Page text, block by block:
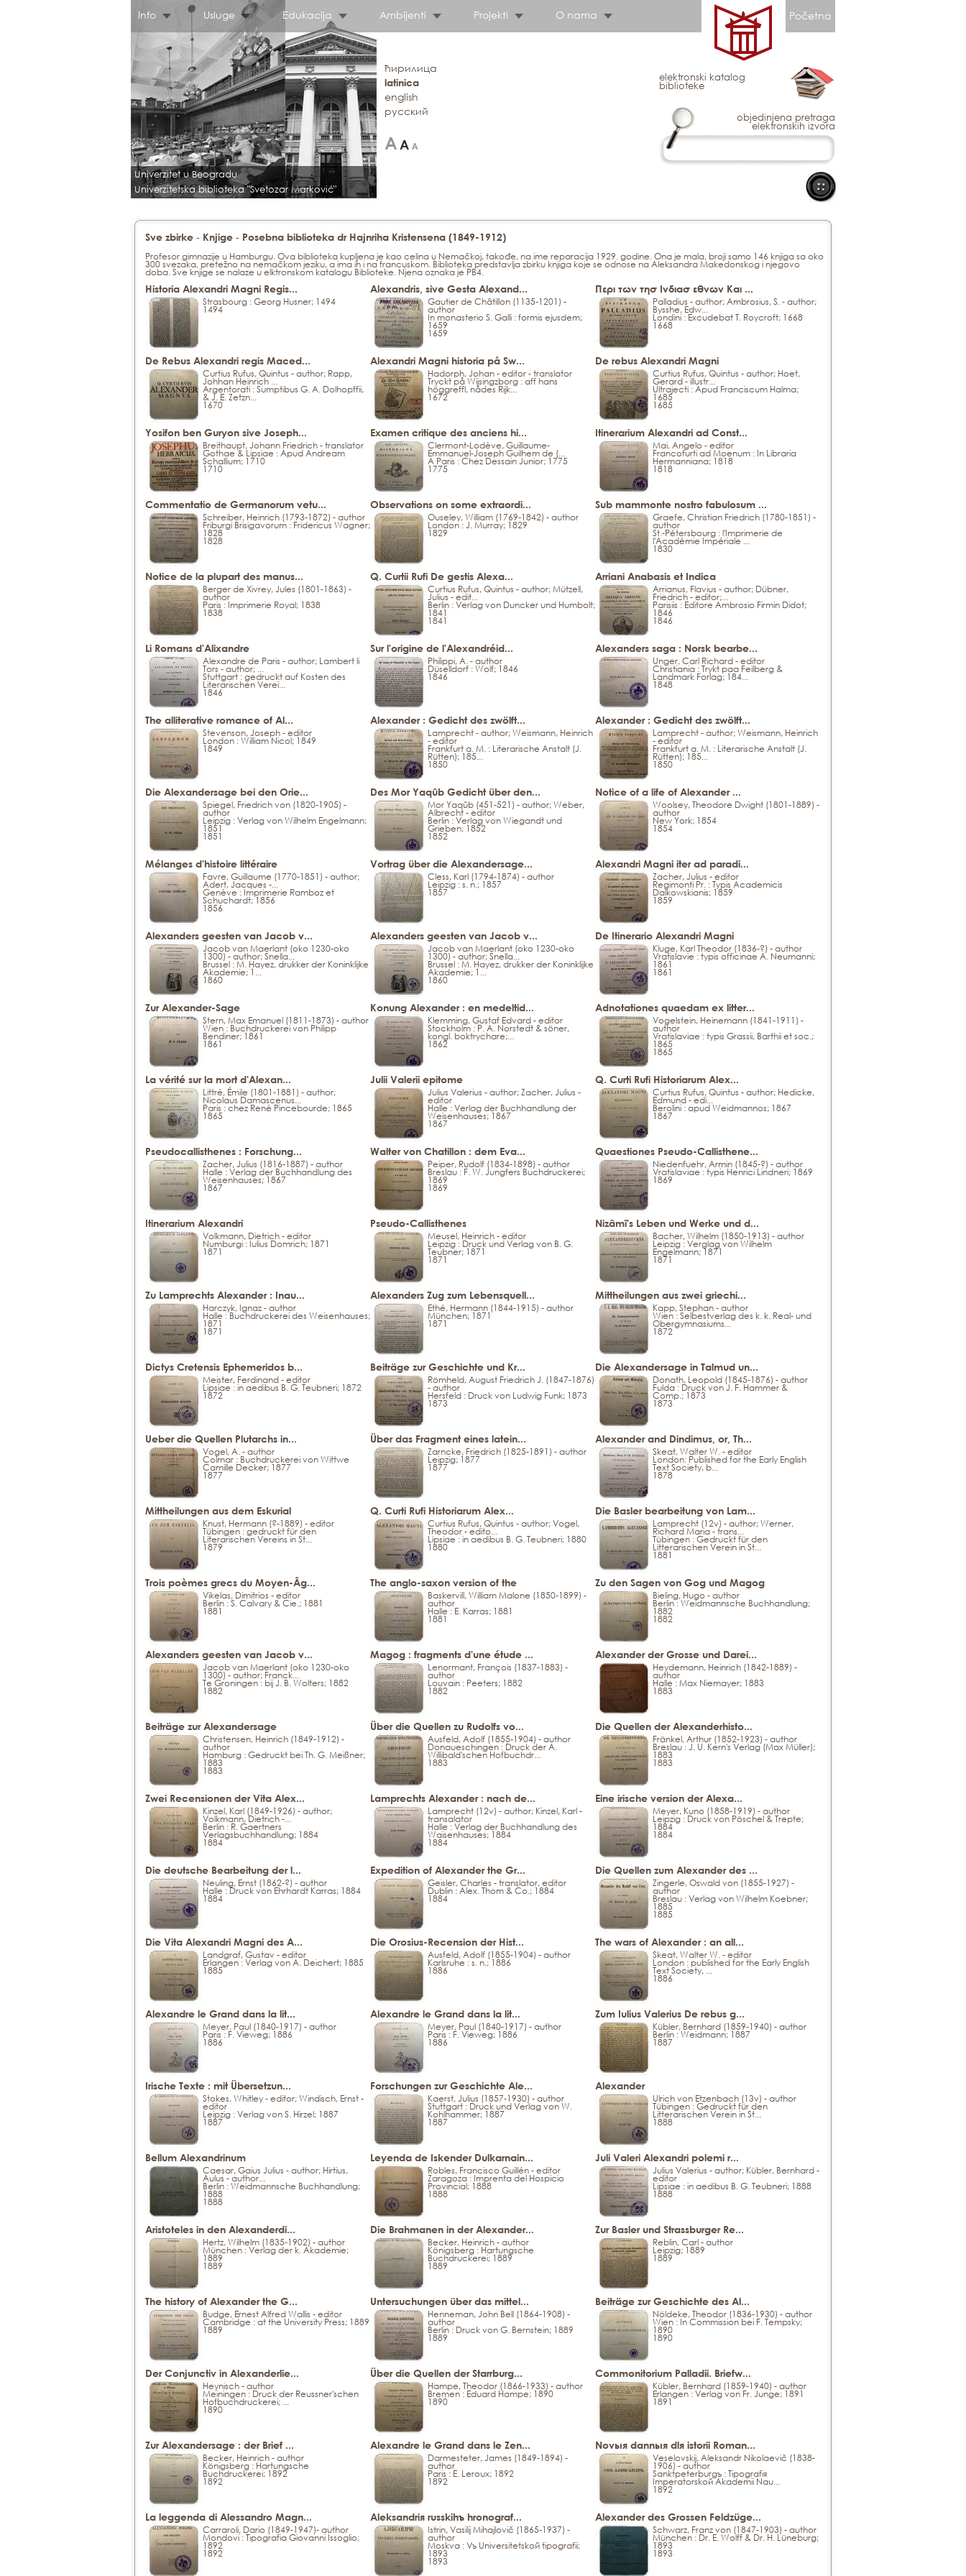
Info Usluge Edukacija Ambijenti Projekti O nama Početna
Univerzitet u Beogradu
Univerzitetska biblioteka "Svetozar Marković"
ћирилица
latinica
english
русский
elektronski katalog
biblioteke
objedinjena pretraga
elektronskih izvora
Sve zbirke - Knjige - Posebna biblioteka dr Hajnriha Kristensena (1849-1912)
Profesor gimnazije u Hamburgu. Ova biblioteka kupljena je kao celina u Nemačkoj, takođe, na ime reparacija 1929. godine. Ona je mala, broji samo 146 knjiga sa oko
300 svezaka, pretežno na nemačkom jeziku, a ima ih i na francuskom. Biblioteka predstavlja zbirku knjiga koje se odnose na Aleksandra Makedonskog i njegovo
doba. Sve knjige se nalaze u elktronskom katalogu Biblioteke. Njena oznaka je PB4.
Historia Alexandri Magni Regis...
Strasbourg : Georg Husner; 1494
1494
Alexandris, sive Gesta Alexand...
Gautier de Châtillon (1135-1201) -
author
In monasterio S. Galli : formis ejusdem;
1659
1659
Περι των τησ Ινδιασ εθνων Και ...
Palladius - author; Ambrosius, S. - author;
Bysshe, Edw...
Londini : Excudebat T. Roycroft; 1668
1668
De Rebus Alexandri regis Maced...
Curtius Rufus, Quintus - author; Rapp,
Johhan Heinrich ...
Argentorati : Sumptibus G. A. Dolhopffii,
& J. E. Zetzn...
1670
Alexandri Magni historia på Sw...
Hadorph, Johan - editor - translator
Tryckt på Wijsingzborg : aff hans
höggreffl, nådes Rijk...
1672
De rebus Alexandri Magni
Curtius Rufus, Quintus - author; Hoet,
Gerard - illustr...
Ultrajecti : Apud Franciscum Halma;
1685
1685
Yosifon ben Guryon sive Joseph...
Breithaupt, Johann Friedrich - translator
Gothae & Lipsiae : Apud Andream
Schallium; 1710
1710
Examen critique des anciens hi...
Clermont-Lodève, Guillaume-
Emmanuel-Joseph Guilhem de (...
A Paris : Chez Dessain Junior; 1775
1775
Itinerarium Alexandri ad Const...
Mai, Angelo - editor
Francofurti ad Moenum : In Libraria
Hermanniana; 1818
1818
Commentatio de Germanorum vetu...
Schreiber, Heinrich (1793-1872) - author
Friburgi Brisigavorum : Fridericus Wagner;
1828
1828
Observations on some extraordi...
Ouseley, William (1769-1842) - author
London : J. Murray; 1829
1829
Sub mammonte nostro fabulosum ...
Graefe, Christian Friedrich (1780-1851) -
author
St.-Pétersbourg : l'Imprimerie de
l'Académie Impériale ...
1830
Notice de la plupart des manus...
Berger de Xivrey, Jules (1801-1863) -
author
Paris : Imprimerie Royal; 1838
1838
Q. Curtii Rufi De gestis Alexa...
Curtius Rufus, Quintus - author; Mützell,
Julius - edit...
Berlin : Verlag von Duncker und Humbolt;
1841
1841
Arriani Anabasis et Indica
Arrianus, Flavius - author; Dübner,
Friedrich - editor;...
Parisiis : Editore Ambrosio Firmin Didot;
1846
1846
Li Romans d'Alixandre
Alexandre de Paris - author; Lambert li
Tors - author; ...
Stuttgart : gedruckt auf Kosten des
Literarischen Verei...
1846
Sur l'origine de l'Alexandréid...
Philippi, A. - author
Düselldorf : Wolf; 1846
1846
Alexanders saga : Norsk bearbe...
Unger, Carl Richard - editor
Christiania : Trykt paa Feilberg &
Landmark Forlag; 184...
1848
The alliterative romance of Al...
Stevenson, Joseph - editor
London : William Nicol; 1849
1849
Alexander : Gedicht des zwölft...
Lamprecht - author; Weismann, Heinrich
- editor
Frankfurt a. M. : Literarische Anstalt (J.
Rütten); 185...
1850
Alexander : Gedicht des zwölft...
Lamprecht - author; Weismann, Heinrich
- editor
Frankfurt a. M. : Literarische Anstalt (J.
Rütten); 185...
1850
Die Alexandersage bei den Orie...
Spiegel, Friedrich von (1820-1905) -
author
Leipzig : Verlag von Wilhelm Engelmann;
1851
1851
Des Mor Yaqûb Gedicht über den...
Mor Yaqûb (451-521) - author; Weber,
Albrecht - editor
Berlin : Verlag von Wiegandt und
Grieben; 1852
1852
Notice of a life of Alexander ...
Woolsey, Theodore Dwight (1801-1889) -
author
New York; 1854
1854
Mélanges d'histoire littéraire
Favre, Guillaume (1770-1851) - author;
Adert, Jacques -...
Genève : Imprimerie Ramboz et
Schuchardt; 1856
1856
Vortrag über die Alexandersage...
Cless, Karl (1794-1874) - author
Leipzig : s. n.; 1857
1857
Alexandri Magni iter ad paradi...
Zacher, Julius - editor
Regimonti Pr. : Typis Academicis
Dalkowskianis; 1859
1859
Alexanders geesten van Jacob v...
Jacob van Maerlant (oko 1230-oko
1300) - author; Snella...
Brussel : M. Hayez, drukker der Koninklijke
Akademie; 1...
1860
Alexanders geesten van Jacob v...
Jacob van Maerlant (oko 1230-oko
1300) - author; Snella...
Brussel : M. Hayez, drukker der Koninklijke
Akademie; 1...
1860
De Itinerario Alexandri Magni
Kluge, Karl Theodor (1836-?) - author
Vratislavie : typis officinae A. Neumanni;
1861
1861
Zur Alexander-Sage
Stern, Max Emanuel (1811-1873) - author
Wien : Buchdruckerei von Philipp
Bendiner; 1861
1861
Konung Alexander : en medeltid...
Klemming, Gustaf Edvard - editor
Stockholm : P. A. Norstedt & söner,
kongl. boktrychare;...
1862
Adnotationes quaedam ex litter...
Vogelstein, Heinemann (1841-1911) -
author
Vratislaviae : typis Grassii, Barthii et soc.;
1865
1865
La vérité sur la mort d'Alexan...
Littré, Émile (1801-1881) - author;
Nicolaus Damascenus...
Paris : chez René Pincebourde; 1865
1865
Julii Valerii epitome
Julius Valerius - author; Zacher, Julius -
editor
Halle : Verlag der Buchhandlung der
Weisenhauses; 1867
1867
Q. Curti Rufi Historiarum Alex...
Curtius Rufus, Quintus - author; Hedicke,
Edmund - edi...
Berolini : apud Weidmannos; 1867
1867
Pseudocallisthenes : Forschung...
Zacher, Julius (1816-1887) - author
Halle : Verlag der Buchhandlung des
Weisenhauses; 1867
1867
Walter von Chatillon : dem Eva...
Peiper, Rudolf (1834-1898) - author
Breslau : F. W. Jungfers Buchdruckerei;
1869
1869
Quaestiones Pseudo-Callisthene...
Niedenfuehr, Armin (1845-?) - author
Vratislaviae : typis Henrici Lindneri; 1869
1869
Itinerarium Alexandri
Volkmann, Dietrich - editor
Numburgi : Iulius Domrich; 1871
1871
Pseudo-Callisthenes
Meusel, Heinrich - editor
Leipzig : Druck und Verlag von B. G.
Teubner; 1871
1871
Nizâmî's Leben und Werke und d...
Bacher, Wilhelm (1850-1913) - author
Leipzig : Verglag von Wilhelm
Engelmann; 1871
1871
Zu Lamprechts Alexander : Inau...
Harczyk, Ignaz - author
Halle : Buchdruckerei des Weisenhauses;
1871
1871
Alexanders Zug zum Lebensquell...
Ethé, Hermann (1844-1915) - author
München; 1871
1871
Mittheilungen aus zwei griechi...
Kapp, Stephan - author
Wien : Selbestverlag des k. k. Real- und
Obergymnasiums...
1872
Dictys Cretensis Ephemeridos b...
Meister, Ferdinand - editor
Lipsiae : in aedibus B. G. Teubneri; 1872
1872
Beiträge zur Geschichte und Kr...
Römheld, August Friedrich J. (1847-1876)
- author
Hersfeld : Druck von Ludwig Funk; 1873
1873
Die Alexandersage in Talmud un...
Donath, Leopold (1845-1876) - author
Fulda : Druck von J. F. Hammer &
Comp.; 1873
1873
Ueber die Quellen Plutarchs in...
Vogel, A. - author
Colmar : Buchdruckerei von Wittwe
Camille Decker; 1877
1877
Über das Fragment eines latein...
Zarncke, Friedrich (1825-1891) - author
Leipzig; 1877
1877
Alexander and Dindimus, or, Th...
Skeat, Walter W. - editor
London: Published for the Early English
Text Society, b...
1878
Mittheilungen aus dem Eskurial
Knust, Hermann (?-1889) - editor
Tübingen : gedruckt für den
Literarischen Vereins in St...
1879
Q. Curti Rufi Historiarum Alex...
Curtius Rufus, Quintus - author; Vogel,
Theodor - edito...
Lipsiae : in aedibus B. G. Teubneri; 1880
1880
Die Basler bearbeitung von Lam...
Lamprecht (12v) - author; Werner,
Richard Maria - trans...
Tübingen : Gedruckt für den
Litterarischen Verein in St...
1881
Trois poèmes grecs du Moyen-Âg...
Vikelas, Dimitrios - editor
Berlin : S. Calvary & Cie.; 1881
1881
The anglo-saxon version of the
Baskervill, William Malone (1850-1899) -
author
Halle : E. Karras; 1881
1881
Zu den Sagen von Gog und Magog
Bieling, Hugo - author
Berlin : Weidmannsche Buchhandlung;
1882
1882
Alexanders geesten van Jacob v...
Jacob van Maerlant (oko 1230-oko
1300) - author; Franck...
Te Groningen : bij J. B. Wolters; 1882
1882
Magog : fragments d'une étude ...
Lenormant, François (1837-1883) -
author
Louvain : Peeters; 1882
1882
Alexander der Grosse und Darei...
Heydemann, Heinrich (1842-1889) -
author
Halle : Max Niemayer; 1883
1883
Beiträge zur Alexandersage
Christensen, Heinrich (1849-1912) -
author
Hamburg : Gedruckt bei Th. G. Meißner;
1883
1883
Über die Quellen zu Rudolfs vo...
Ausfeld, Adolf (1855-1904) - author
Donaueschingen : Druck der A.
Willibald'schen Hofbuchdr...
1883
Die Quellen der Alexanderhisto...
Fränkel, Arthur (1852-1923) - author
Breslau : J. U. Kern's Verlag (Max Müller);
1883
1883
Zwei Recensionen der Vita Alex...
Kinzel, Karl (1849-1926) - author;
Volkmann, Dietrich -...
Berlin : R. Gaertners
Verlagsbuchhandlung; 1884
1884
Lamprechts Alexander : nach de...
Lamprecht (12v) - author; Kinzel, Karl -
transalator
Halle : Verlag der Buchhandlung des
Waisenhauses; 1884
1884
Eine irische version der Alexa...
Meyer, Kuno (1858-1919) - author
Leipzig : Druck von Pöschel & Trepte;
1884
1884
Die deutsche Bearbeitung der l...
Neuling, Ernst (1862-?) - author
Halle : Druck von Ehrhardt Karras; 1884
1884
Expedition of Alexander the Gr...
Geisler, Charles - translator, editor
Dublin : Alex. Thom & Co.; 1884
1884
Die Quellen zum Alexander des ...
Zingerle, Oswald von (1855-1927) -
author
Breslau : Verlag von Wilhelm Koebner;
1885
1885
Die Vita Alexandri Magni des A...
Landgraf, Gustav - editor
Erlangen : Verlag von A. Deichert; 1885
1885
Die Orosius-Recension der Hist...
Ausfeld, Adolf (1855-1904) - author
Karlsruhe : s. n.; 1886
1886
The wars of Alexander : an all...
Skeat, Walter W. - editor
London : published for the Early English
Text Society, ...
1886
Alexandre le Grand dans la lit...
Meyer, Paul (1840-1917) - author
Paris : F. Vieweg; 1886
1886
Alexandre le Grand dans la lit...
Meyer, Paul (1840-1917) - author
Paris : F. Vieweg; 1886
1886
Zum Iulius Valerius De rebus g...
Kübler, Bernhard (1859-1940) - author
Berlin : Weidmann; 1887
1887
Irische Texte : mit Übersetzun...
Stokes, Whitley - editor; Windisch, Ernst -
editor
Leipzig : Verlag von S. Hirzel; 1887
1887
Forschungen zur Geschichte Ale...
Kaerst, Julius (1857-1930) - author
Stuttgart : Druck und Verlag von W.
Kohlhammer; 1887
1887
Alexander
Ulrich von Etzenbach (13v) - author
Tübingen : Gedruckt für den
Litterarischen Verein in St...
1888
Bellum Alexandrinum
Caesar, Gaius Julius - author; Hirtius,
Aulus - author...
Berlin : Weidmannsche Buchhandlung;
1888
1888
Leyenda de Iskender Dulkarnain...
Robles, Francisco Guillén - editor
Zaragoza : Imprenta del Hospicio
Provincial; 1888
1888
Juli Valeri Alexandri polemi r...
Julius Valerius - author; Kübler, Bernhard -
editor
Lipsiae : in aedibus B. G. Teubneri; 1888
1888
Aristoteles in den Alexanderdi...
Hertz, Wilhelm (1835-1902) - author
München : Verlag der k. Akademie;
1889
1889
Die Brahmanen in der Alexander...
Becker, Heinrich - author
Königsberg : Hartungsche
Buchdruckerei; 1889
1889
Zur Basler und Strassburger Re...
Reblin, Carl - author
Leipzig; 1889
1889
The history of Alexander the G...
Budge, Ernest Alfred Wallis - editor
Cambridge : at the University Press; 1889
1889
Untersuchungen über das mittel...
Henneman, John Bell (1864-1908) -
author
Berlin : Druck von G. Bernstein; 1889
1889
Beiträge zur Geschichte des Al...
Nöldeke, Theodor (1836-1930) - author
Wien : In Commission bei F. Tempsky;
1890
1890
Der Conjunctiv in Alexanderlie...
Heynisch - author
Meiningen : Druck der Reussner'schen
Hofbuchdruckerei; ...
1890
Über die Quellen der Starrburg...
Hampe, Theodor (1866-1933) - author
Bremen : Eduard Hampe; 1890
1890
Commonitorium Palladii. Briefw...
Kübler, Bernhard (1859-1940) - author
Erlangen : Verlag von Fr. Junge; 1891
1891
Zur Alexandersage : der Brief ...
Becker, Heinrich - author
Königsberg : Hartungsche
Buchdruckerei; 1892
1892
Alexandre le Grand dans le Zen...
Darmesteter, James (1849-1894) -
author
Paris : E. Leroux; 1892
1892
Novыя dannыя dlя istorіi Roman...
Veselovskij, Aleksandr Nikolaevič (1838-
1906) - author
Sanktpeterburgъ : Tipografія
Imperatorskoй Akademіi Nau...
1892
La leggenda di Alessandro Magn...
Carraroli, Dario (1849-1947)- author
Mondovi : Tipografia Giovanni Issoglio;
1892
1892
Aleksandrія russkihъ hronograf...
Istrin, Vasilij Mihajlovič (1865-1937) -
author
Moskva : Vъ Universitetskoй tipografіi;
1893
1893
Alexander des Grossen Feldzüge...
Schwarz, Franz von (1847-1903) - author
München : Dr. E. Wolff & Dr. H. Lüneburg;
1893
1893